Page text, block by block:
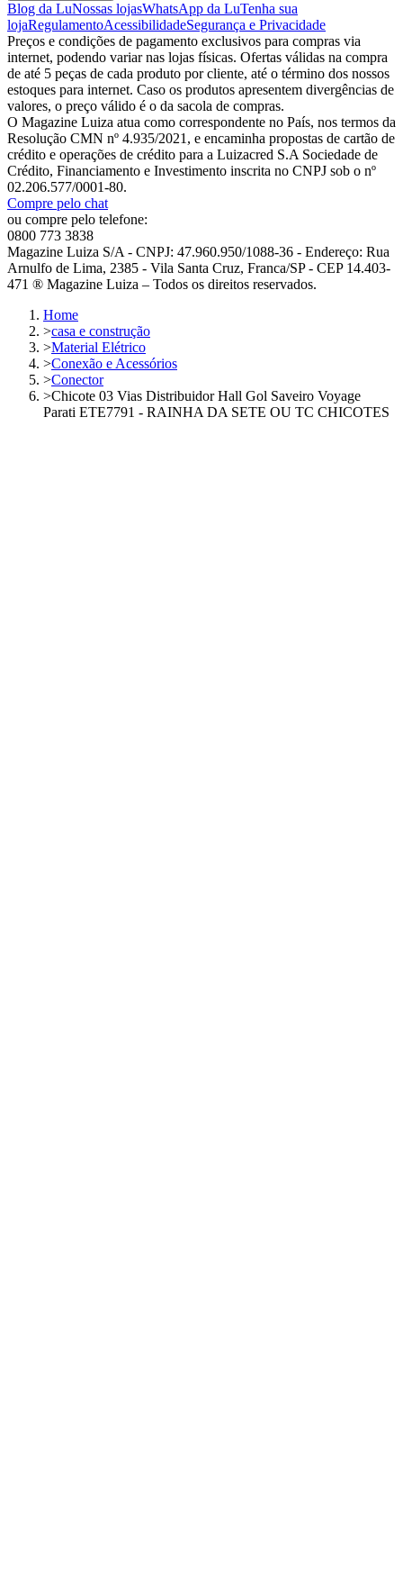
Blog da LuNossas lojasWhatsApp da LuTenha sua
lojaRegulamentoAcessibilidadeSegurança e Privacidade
Preços e condições de pagamento exclusivos para compras via
internet, podendo variar nas lojas físicas. Ofertas válidas na compra
de até 5 peças de cada produto por cliente, até o término dos nossos
estoques para internet. Caso os produtos apresentem divergências de
valores, o preço válido é o da sacola de compras.
O Magazine Luiza atua como correspondente no País, nos termos da
Resolução CMN nº 4.935/2021, e encaminha propostas de cartão de
crédito e operações de crédito para a Luizacred S.A Sociedade de
Crédito, Financiamento e Investimento inscrita no CNPJ sob o nº
02.206.577/0001-80.
Compre pelo chat
ou compre pelo telefone:
0800 773 3838
Magazine Luiza S/A - CNPJ: 47.960.950/1088-36 - Endereço: Rua
Arnulfo de Lima, 2385 - Vila Santa Cruz, Franca/SP - CEP 14.403-
471 ® Magazine Luiza – Todos os direitos reservados.
Home
>casa e construção
>Material Elétrico
>Conexão e Acessórios
>Conector
>Chicote 03 Vias Distribuidor Hall Gol Saveiro Voyage
Parati ETE7791 - RAINHA DA SETE OU TC CHICOTES